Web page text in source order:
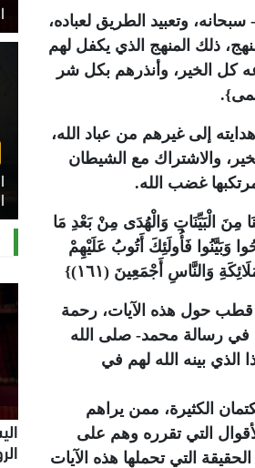
وتعبيد الطريق لعباده،
ذلك المنهج الذي يكفل لهم
كل الخير، وأنذرهم بكل شر
إلى غيرهم من عباد الله،
والاشتراك مع الشيطان
غضب الله.
مِنَ الْبَيِّنَاتِ وَالْهُدَى مِنْ بَعْدِ مَا
(١٥٩) إِلَّا الَّذِينَ تَابُوا وَأَصْلَحُوا وَبَيَّنُوا فَأُولَئِكَ أَتُوبُ عَلَيْهِمْ
قطب حول هذه الآيات، رحمة
في رسالة محمد- صلى الله
بينه الله لهم في
الكثيرة، ممن يراهم
التي تقرره وهم على
التي تحملها هذه الآيات